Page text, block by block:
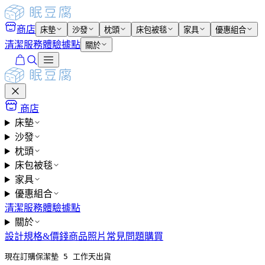
商店 床墊 沙發 枕頭 床包被毯 家具 優惠組合
清潔服務體驗據點 關於
商店
床墊
沙發
枕頭
床包被毯
家具
優惠組合
清潔服務體驗據點
關於
設計規格&價錢商品照片 常見問題購買
現在訂購保潔墊 5 工作天出貨